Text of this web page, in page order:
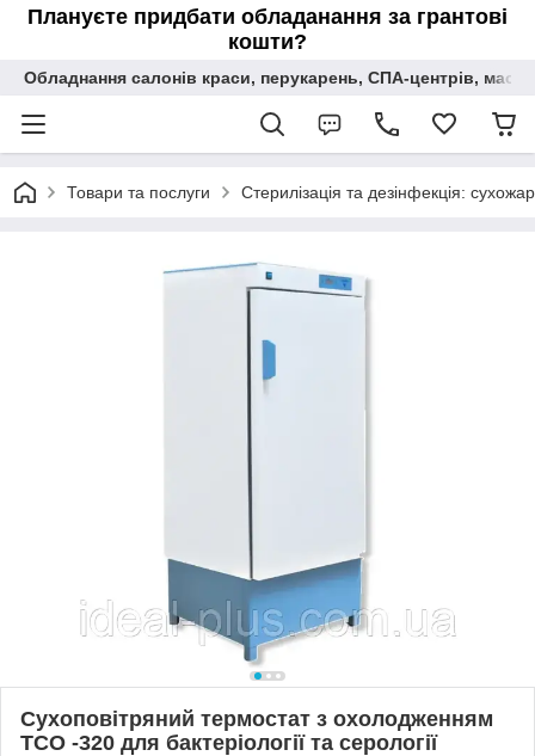
Плануєте придбати обладанання за грантові
кошти?
Обладнання салонів краси, перукарень, СПА-центрів,
Товари та послуги Стерилізація та дезінфекція:
Сухоповітряний термостат з охолодженням
ТСО -320 для бактеріології та серології